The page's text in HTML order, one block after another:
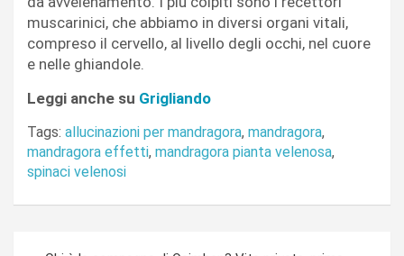
muscarinici, che abbiamo in diversi organi vitali,
compreso il cervello, al livello degli occhi, nel cuore
e nelle ghiandole.
Leggi anche su Grigliando
Tags: allucinazioni per mandragora, mandragora,
mandragora effetti, mandragora pianta velenosa,
spinaci velenosi